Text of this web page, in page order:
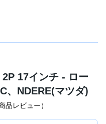
17インチ - ロー
、NDERE(マツダ)
品レビュー）